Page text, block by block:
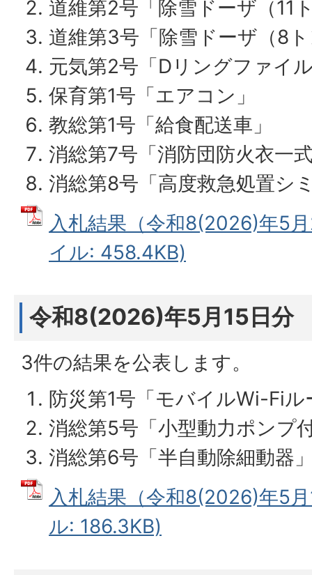
道維第2号「除雪ドーザ（11
道維第3号「除雪ドーザ（8
元気第2号「Dリングファイ
保育第1号「エアコン」
教総第1号「給食配送車」
消総第7号「消防団防火衣一
消総第8号「高度救急処置シ
入札結果（令和8(2026)年5
イル: 458.4KB)
令和8(2026)年5月15日分
3件の結果を公表します。
防災第1号「モバイルWi-Fiル
消総第5号「小型動力ポンプ
消総第6号「半自動除細動器
入札結果（令和8(2026)年5
ル: 186.3KB)